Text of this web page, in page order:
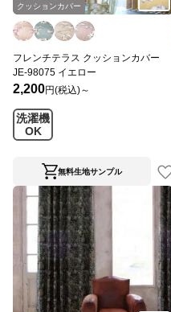
クッションカバー
フレンチテラス クッションカバー
JE-98075 イエロー
2,200円(税込)～
洗濯機
OK
無料生地サンプル